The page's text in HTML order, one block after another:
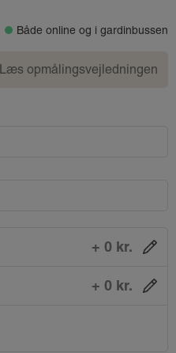
Både online og i gardinbussen
Læs opmålingsvejledningen
+ 0 kr.
+ 0 kr.